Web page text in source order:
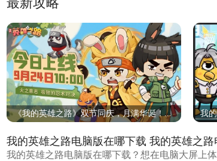
克制，草根逆袭不是梦，你就是最强兔忍！
《我的英雄之路》双节同庆，月满华诞！祝
我
我的英雄之路电脑版在哪下载 我的英雄之
我的英雄之路电脑版在哪下载？想在电脑大屏上